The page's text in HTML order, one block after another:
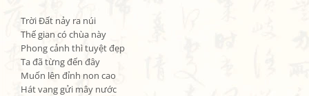
Trời Đất nảy ra núi
Thế gian có chùa này
Phong cảnh thì tuyệt đẹp
Ta đã từng đến đây
Muốn lên đỉnh non cao
Hát vang gửi mây nước